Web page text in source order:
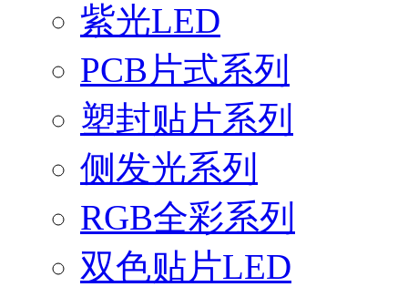
紫光LED
PCB片式系列
塑封贴片系列
侧发光系列
RGB全彩系列
双色贴片LED